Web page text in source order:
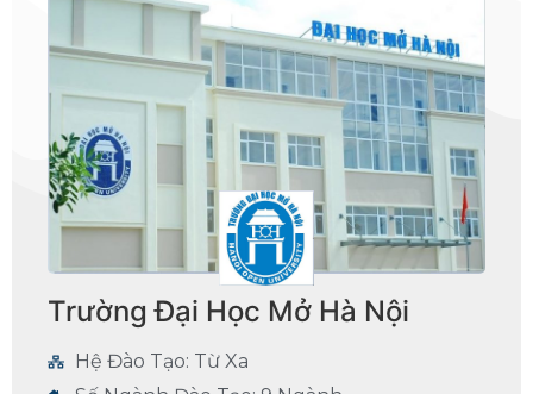
Trường Đại Học Mở Hà Nội
Hệ Đào Tạo: Từ Xa